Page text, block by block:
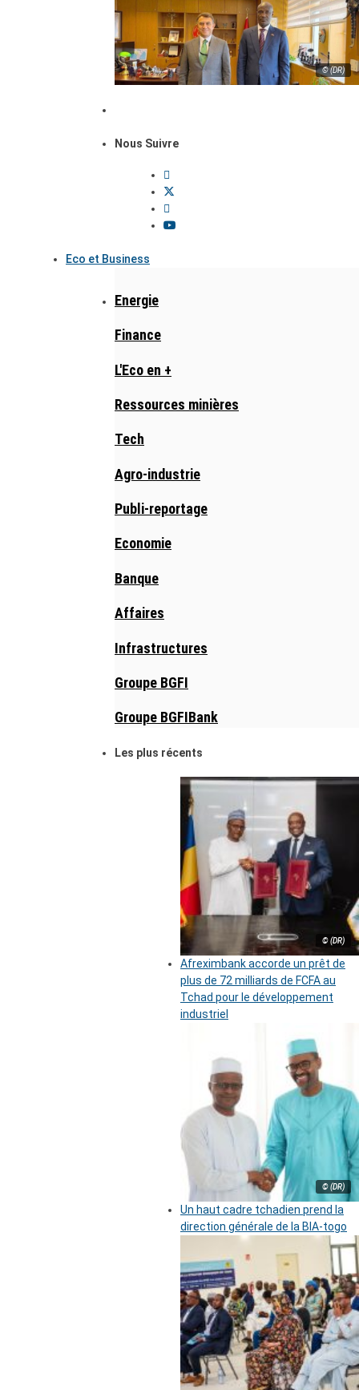
© (DR)
Nous Suivre
Eco et Business
Energie
Finance
L'Eco en +
Ressources minières
Tech
Agro-industrie
Publi-reportage
Economie
Banque
Affaires
Infrastructures
Groupe BGFI
Groupe BGFIBank
Les plus récents
© (DR)
Afreximbank accorde un prêt de
plus de 72 milliards de FCFA au
Tchad pour le développement
industriel
© (DR)
Un haut cadre tchadien prend la
direction générale de la BIA-togo